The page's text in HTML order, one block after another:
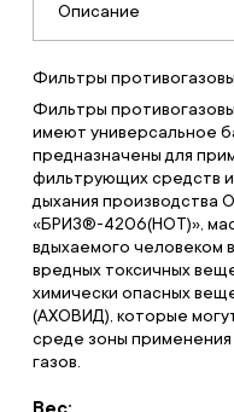
Описание
Фильтры
Фильтры
имеют универсальное
предназначены для
фильтрующих средств
дыхания производства
«БРИЗ®-4206(НОТ)»,
вдыхаемого человеком
вредных токсичных
химически опасных
(АХОВИД), которые
среде зоны применения
газов.